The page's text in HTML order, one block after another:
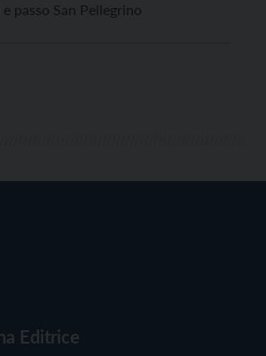
passo San Pellegrino
Editrice